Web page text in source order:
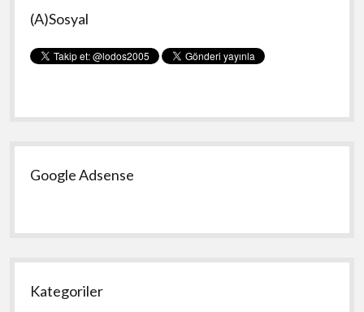
Menü
(A)Sosyal
Google Adsense
Kategoriler